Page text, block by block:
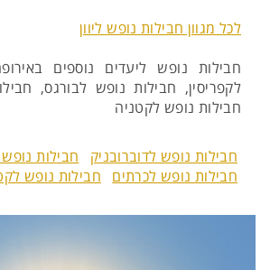
לכל מגוון חבילות נופש ליוון
חבילות נופש ליעדים נוספים
לקפריסין, חבילות נופש לבורגס,
חבילות נופש לקטניה
חבילות נופש לדוברובניק
חבילות
חבילות נופש לכרתים
חבילות נופש